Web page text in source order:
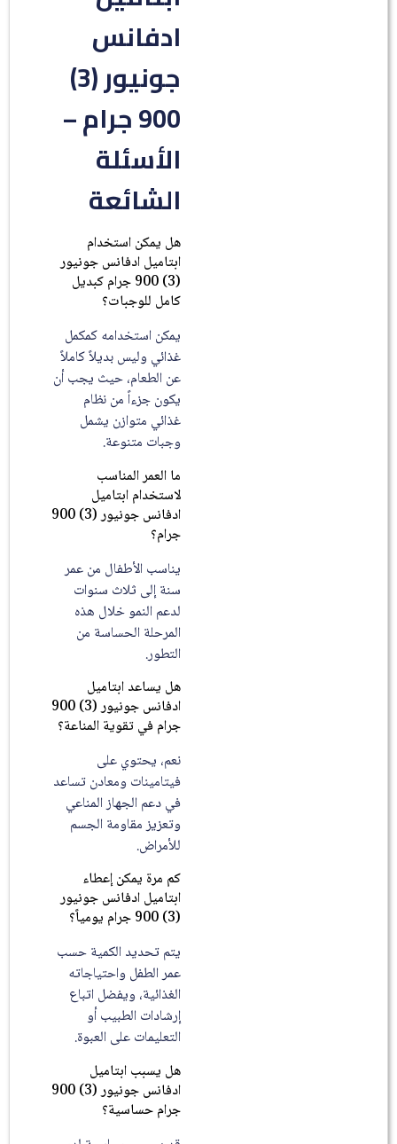
ادفانس
جونيور (3)
900 جرام –
الأسئلة
الشائعة
هل يمكن استخدام
ابتاميل ادفانس جونيور
(3) 900 جرام كبديل
كامل للوجبات؟
يمكن استخدامه كمكمل
غذائي وليس بديلاً كاملاً
عن الطعام، حيث يجب أن
يكون جزءاً من نظام
غذائي متوازن يشمل
وجبات متنوعة.
ما العمر المناسب
لاستخدام ابتاميل
ادفانس جونيور (3) 900
جرام؟
يناسب الأطفال من عمر
سنة إلى ثلاث سنوات
لدعم النمو خلال هذه
المرحلة الحساسة من
التطور.
هل يساعد ابتاميل
ادفانس جونيور (3) 900
جرام في تقوية المناعة؟
نعم، يحتوي على
فيتامينات ومعادن تساعد
في دعم الجهاز المناعي
وتعزيز مقاومة الجسم
للأمراض.
كم مرة يمكن إعطاء
ابتاميل ادفانس جونيور
(3) 900 جرام يومياً؟
يتم تحديد الكمية حسب
عمر الطفل واحتياجاته
الغذائية، ويفضل اتباع
إرشادات الطبيب أو
التعليمات على العبوة.
هل يسبب ابتاميل
ادفانس جونيور (3) 900
جرام حساسية؟